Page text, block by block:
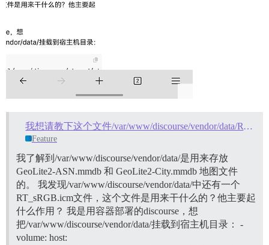
我想请教下这个文件/var/www/discourse/vendor/data/RT_sRGB.icm是用来干什么的？
Feature
我了解到/var/www/discourse/vendor/data/是用来存放
GeoLite2-ASN.mmdb 和 GeoLite2-City.mmdb 地图文件
的。 我发现/var/www/discourse/vendor/data/中还有一个
RT_sRGB.icm文件，这个文件是用来干什么的？他主要起
什么作用？ 我是用容器部署的discourse，想
把/var/www/discourse/vendor/data/挂载到宿主机目录： -
volume: host: